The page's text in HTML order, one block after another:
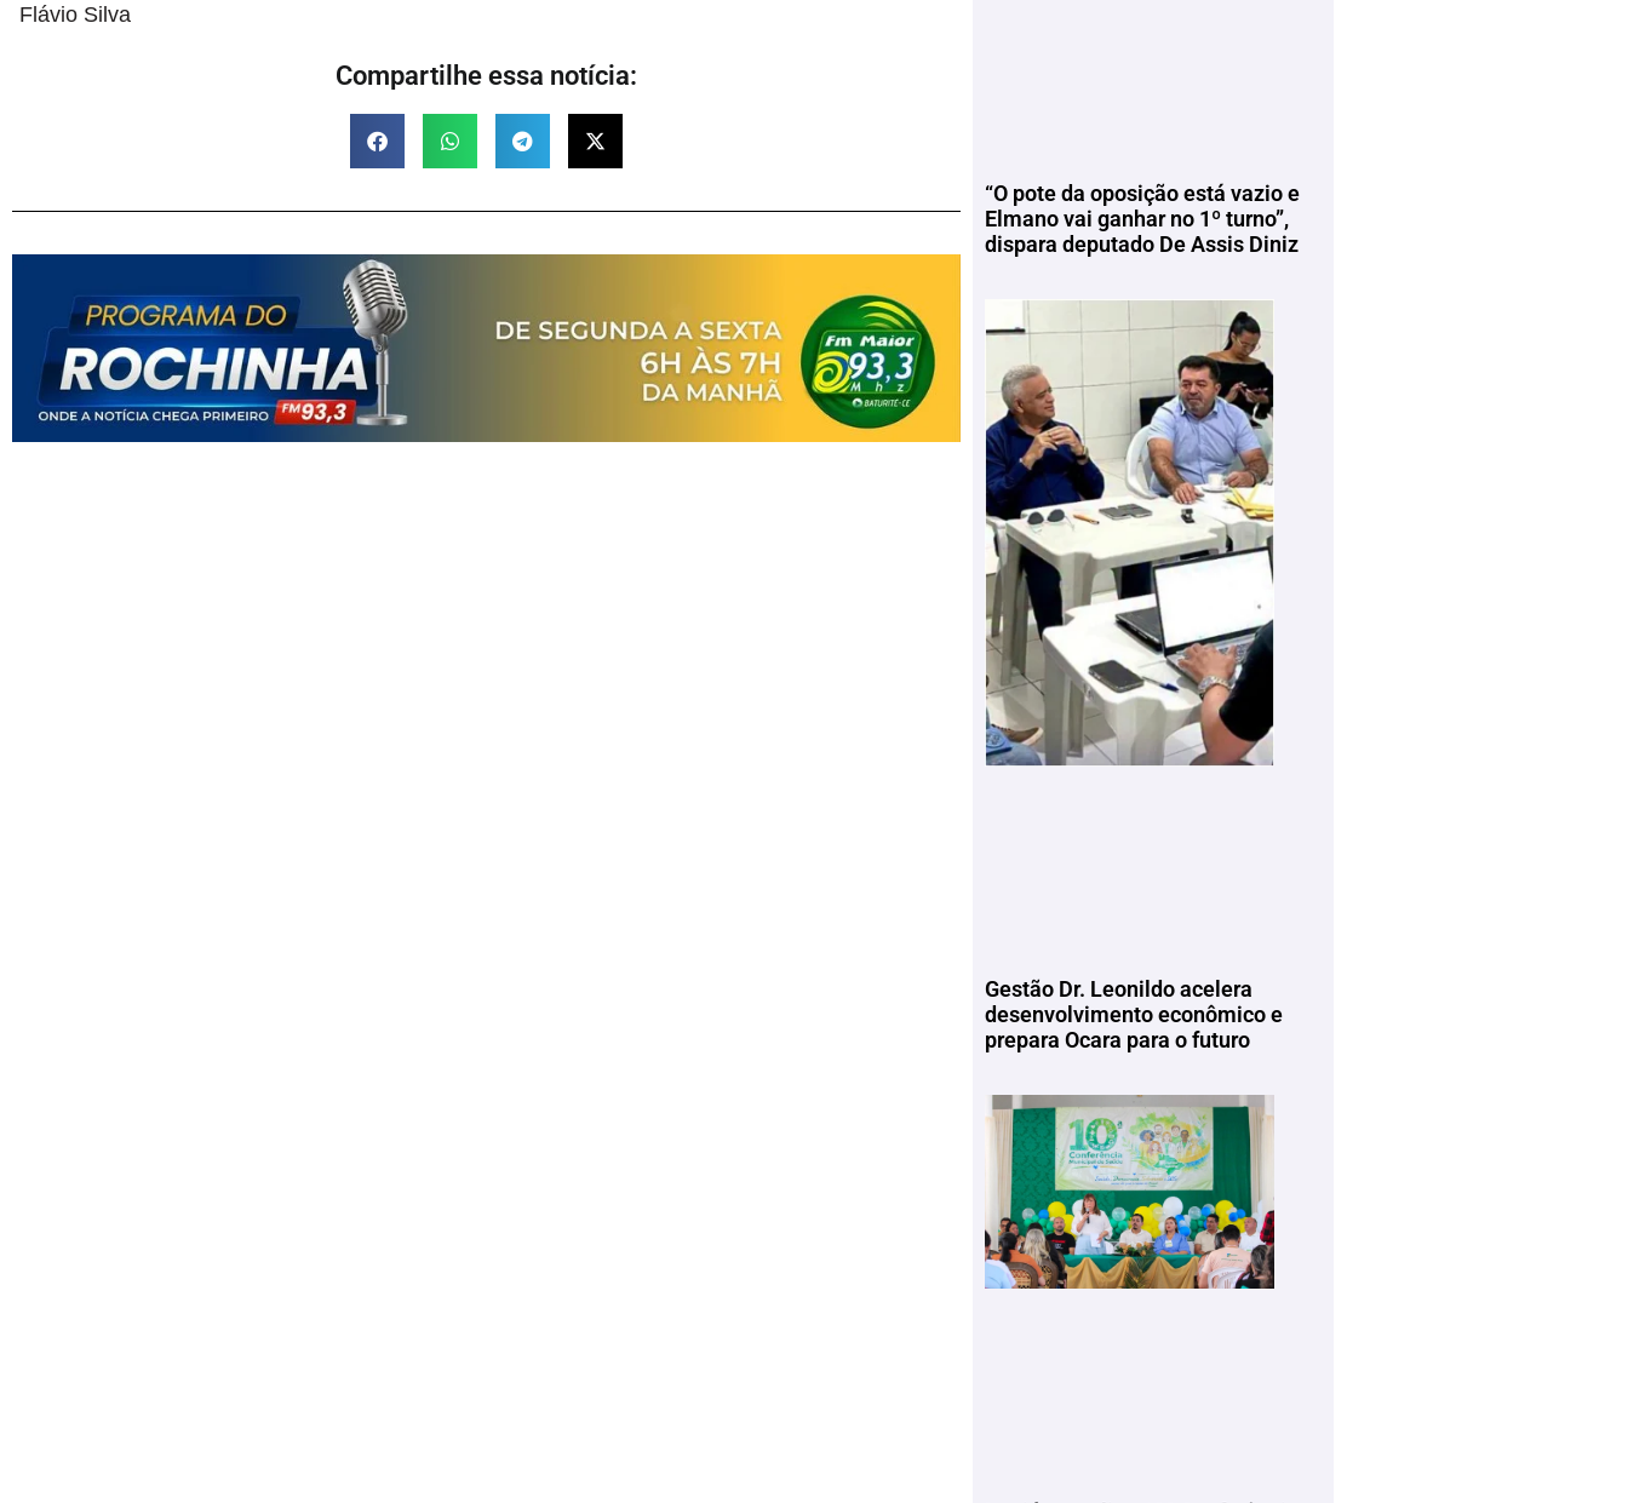
Flávio Silva
Compartilhe essa notícia:
“O pote da oposição está vazio e
Elmano vai ganhar no 1º turno”,
dispara deputado De Assis Diniz
Gestão Dr. Leonildo acelera
desenvolvimento econômico e
prepara Ocara para o futuro